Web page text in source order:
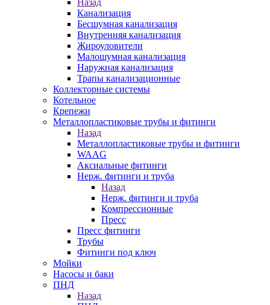
Назад
Канализация
Бесшумная канализация
Внутренняя канализация
Жироуловители
Малошумная канализация
Наружная канализация
Трапы канализационные
Коллекторные системы
Котельное
Крепежи
Металлопластиковые трубы и фитинги
Назад
Металлопластиковые трубы и фитинги
WAAG
Аксиальные фитинги
Нерж. фитинги и труба
Назад
Нерж. фитинги и труба
Компрессионные
Пресс
Пресс фитинги
Трубы
Фитинги под ключ
Мойки
Насосы и баки
ПНД
Назад